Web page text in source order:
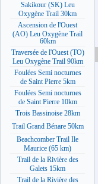
Sakikour (SK) Leu
Oxygène Trail 30km
Ascension de l'Ouest
(AO) Leu Oxygène Trail
60km
Traversée de l'Ouest (TO)
Leu Oxygène Trail 90km
Foulées Semi nocturnes
de Saint Pierre 5km
Foulées Semi nocturnes
de Saint Pierre 10km
Trois Bassinoise 28km
Trail Grand Bénare 50km
Beachcomber Trail Ile
Maurice (65 km)
Trail de la Rivière des
Galets 15km
Trail de la Rivière des